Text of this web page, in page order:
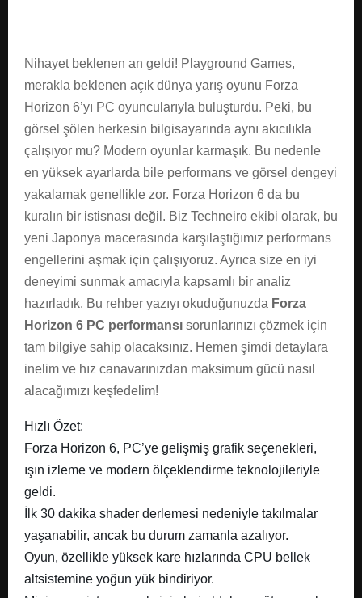
Nihayet beklenen an geldi! Playground Games,
merakla beklenen açık dünya yarış oyunu Forza
Horizon 6’yı PC oyuncularıyla buluşturdu. Peki, bu
görsel şölen herkesin bilgisayarında aynı akıcılıkla
çalışıyor mu? Modern oyunlar karmaşık. Bu nedenle
en yüksek ayarlarda bile performans ve görsel dengeyi
yakalamak genellikle zor. Forza Horizon 6 da bu
kuralın bir istisnası değil. Biz Techneiro ekibi olarak, bu
yeni Japonya macerasında karşılaştığımız performans
engellerini aşmak için çalışıyoruz. Ayrıca size en iyi
deneyimi sunmak amacıyla kapsamlı bir analiz
hazırladık. Bu rehber yazıyı okuduğunuzda Forza
Horizon 6 PC performansı sorunlarınızı çözmek için
tam bilgiye sahip olacaksınız. Hemen şimdi detaylara
inelim ve hız canavarınızdan maksimum gücü nasıl
alacağımızı keşfedelim!
Hızlı Özet:
Forza Horizon 6, PC’ye gelişmiş grafik seçenekleri,
ışın izleme ve modern ölçeklendirme teknolojileriyle
geldi.
İlk 30 dakika shader derlemesi nedeniyle takılmalar
yaşanabilir, ancak bu durum zamanla azalıyor.
Oyun, özellikle yüksek kare hızlarında CPU bellek
altsistemine yoğun yük bindiriyor.